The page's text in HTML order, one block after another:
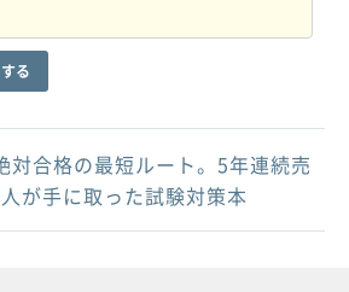
る
対合格の最短ルート。5年連続売
が手に取った試験対策本